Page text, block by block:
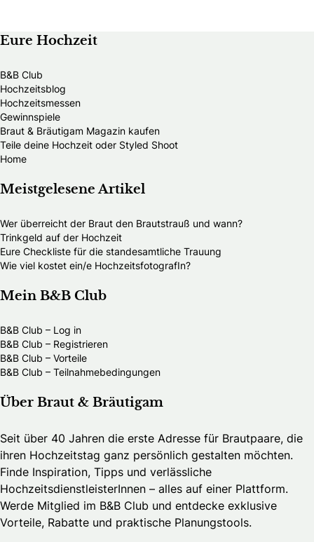
Eure Hochzeit
B&B Club
Hochzeitsblog
Hochzeitsmessen
Gewinnspiele
Braut & Bräutigam Magazin kaufen
Teile deine Hochzeit oder Styled Shoot
Home
Meistgelesene Artikel
Wer überreicht der Braut den Brautstrauß und wann?
Trinkgeld auf der Hochzeit
Eure Checkliste für die standesamtliche Trauung
Wie viel kostet ein/e HochzeitsfotografIn?
Mein B&B Club
B&B Club – Log in
B&B Club – Registrieren
B&B Club – Vorteile
B&B Club – Teilnahmebedingungen
Über Braut & Bräutigam
Seit über 40 Jahren die erste Adresse für Brautpaare, die
ihren Hochzeitstag ganz persönlich gestalten möchten.
Finde Inspiration, Tipps und verlässliche
HochzeitsdienstleisterInnen – alles auf einer Plattform.
Werde Mitglied im B&B Club und entdecke exklusive
Vorteile, Rabatte und praktische Planungstools.